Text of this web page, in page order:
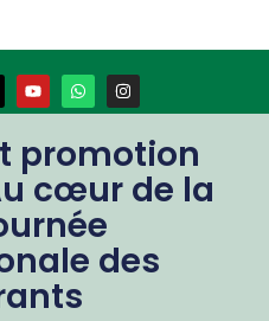
promotion
cœur de la
des